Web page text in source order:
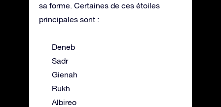
sa forme. Certaines de ces étoiles
principales sont :
Deneb
Sadr
Gienah
Rukh
Albireo